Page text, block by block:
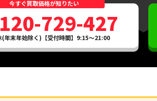
今すぐ買取価格が知りたい
729-427
(年末年始除く)【受付時間】9:15～21:00